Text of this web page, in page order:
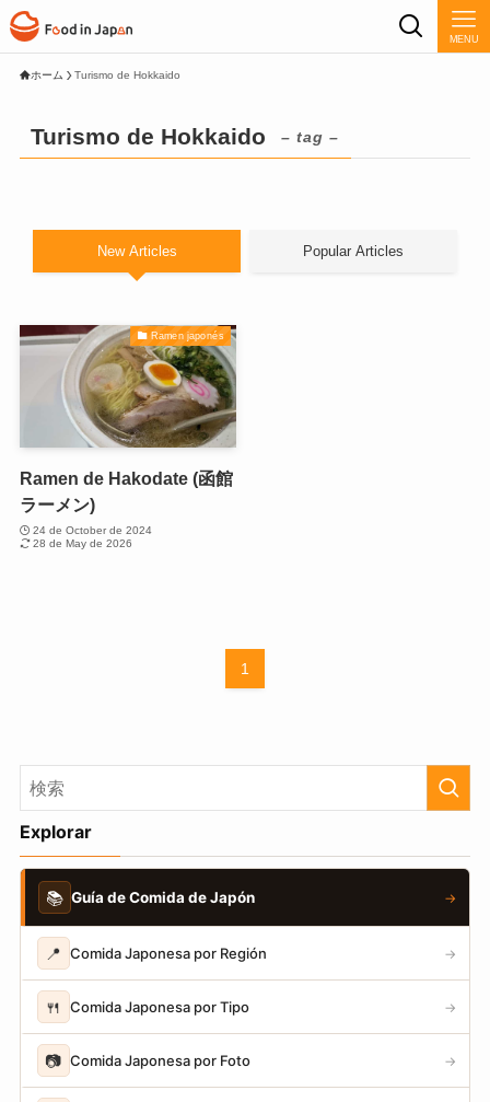
MENU
ホーム Turismo de Hokkaido
Turismo de Hokkaido – tag –
New Articles Popular Articles
Ramen japonés
Ramen de Hakodate (函館
ラーメン)
24 de October de 2024
28 de May de 2026
1
Explorar
📚 Guía de Comida de Japón →
📍 Comida Japonesa por Región →
🍴 Comida Japonesa por Tipo →
📷 Comida Japonesa por Foto →